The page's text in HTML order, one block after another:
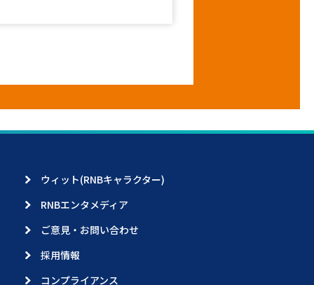
ウィット(RNBキャラクター)
RNBエンタメディア
ご意見・お問い合わせ
採用情報
コンプライアンス